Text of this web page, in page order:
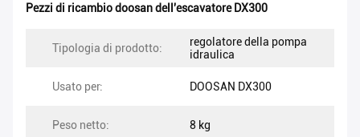
Pezzi di ricambio doosan dell'escavatore DX300
Tipologia di prodotto:
regolatore della pompa
idraulica
Usato per: DOOSAN DX300
Peso netto: 8 kg